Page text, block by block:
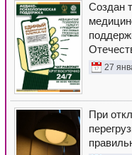
Создан
27
При